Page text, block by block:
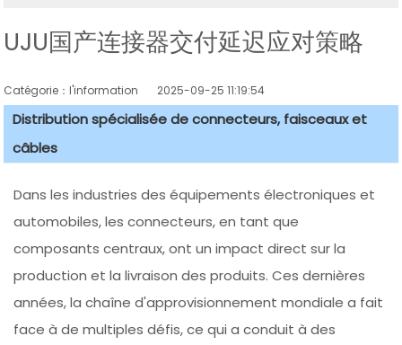
UJU国产连接器交付延迟应对策略
Catégorie：l'information 2025-09-25 11:19:54
Distribution spécialisée de connecteurs, faisceaux et
câbles
Dans les industries des équipements électroniques et
automobiles, les connecteurs, en tant que
composants centraux, ont un impact direct sur la
production et la livraison des produits. Ces dernières
années, la chaîne d'approvisionnement mondiale a fait
face à de multiples défis, ce qui a conduit à des